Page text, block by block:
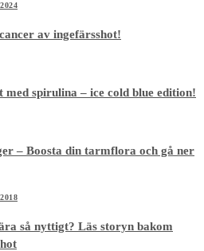
av ingefärsshot!
med spirulina – ice cold blue edition!
– Boosta din tarmflora och gå ner
så nyttigt? Läs storyn bakom